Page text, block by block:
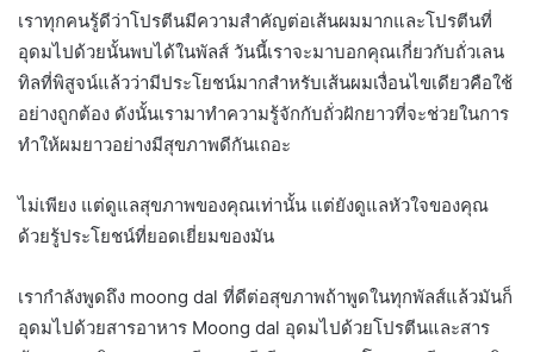
เราทุกคนรู้ดีว่าโปรตีนมีความสำคัญต่อเส้นผมมากและโปรตีนที่
อุดมไปด้วยนั้นพบได้ในพัลส์ วันนี้เราจะมาบอกคุณเกี่ยวกับถั่วเลน
ทิลที่พิสูจน์แล้วว่ามีประโยชน์มากสำหรับเส้นผมเงื่อนไขเดียวคือใช้
อย่างถูกต้อง ดังนั้นเรามาทำความรู้จักกับถั่วฝักยาวที่จะช่วยในการ
ทำให้ผมยาวอย่างมีสุขภาพดีกันเถอะ
ไม่เพียง แต่ดูแลสุขภาพของคุณเท่านั้น แต่ยังดูแลหัวใจของคุณ
ด้วยรู้ประโยชน์ที่ยอดเยี่ยมของมัน
เรากำลังพูดถึง moong dal ที่ดีต่อสุขภาพถ้าพูดในทุกพัลส์แล้วมันก็
อุดมไปด้วยสารอาหาร Moong dal อุดมไปด้วยโปรตีนและสาร